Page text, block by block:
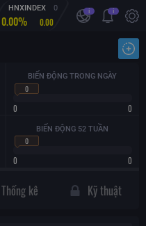
HNXINDEX 0
0.00% 0.00
i i
BIẾN ĐỘNG TRONG NGÀY
0
0 0
BIẾN ĐỘNG 52 TUẦN
0
0
0
kê Kỹ thuật